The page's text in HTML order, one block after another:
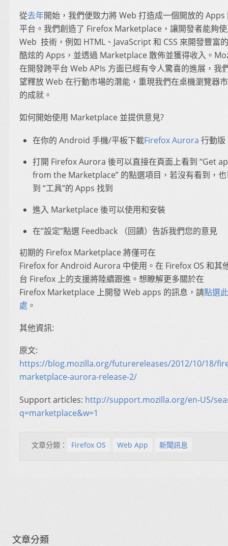
從去年開始，我們便致力將 Web 打造成一個開放的 Apps
平台。我們創造了 Firefox Marketplace，讓開發者能夠
Web 技術，例如 HTML、JavaScript 和 CSS 來開發豐富
酷炫的 Apps，並透過 Marketplace 散佈並獲得收入。
在開發跨平台 Web APIs 方面已經有令人驚喜的進展，我
望釋放 Web 在行動市場的潛能，重現我們在桌機瀏覽器
的成就。
如何開始使用 Marketplace 並提供意見?
在你的 Android 手機/平板下載Firefox Aurora 行動版
打開 Firefox Aurora 後可以直接在頁面上看到 “Get
from the Marketplace” 的點選項目，若沒有看到，
到 “工具”的 Apps 找到
進入 Marketplace 後可以使用和安裝
在”設定”點選 Feedback （回饋）告訴我們您的意見
初期的 Firefox Marketplace 將僅可在
Firefox for Android Aurora 中使用。在 Firefox OS 和其
台 Firefox 上的支援將陸續跟進。想瞭解更多關於在
Firefox Marketplace 上開發 Web apps 的訊息，請點選此
處 。
其他資訊:
原文:
https://blog.mozilla.org/futurereleases/2012/10/18/
marketplace-aurora-release-2/
Support articles: http://support.mozilla.org/en-US/
q=marketplace&w=1
文章分類： Firefox OS Web App 新聞訊息
文章分類